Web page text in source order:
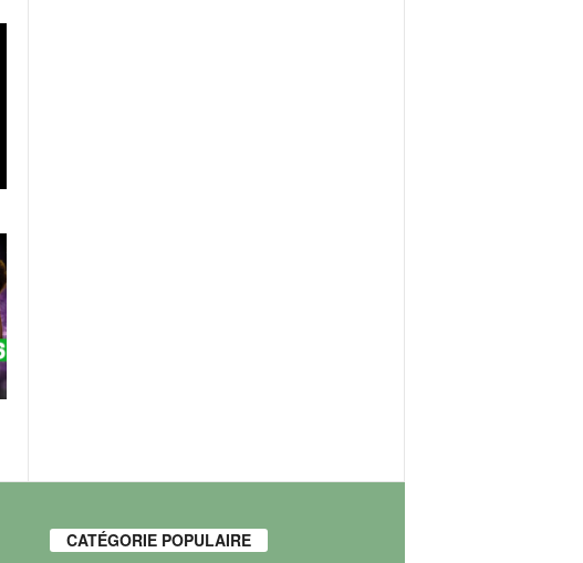
CATÉGORIE POPULAIRE